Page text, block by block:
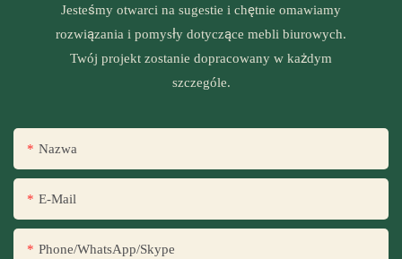
Jesteśmy otwarci na sugestie i chętnie omawiamy
rozwiązania i pomysły dotyczące mebli biurowych.
Twój projekt zostanie dopracowany w każdym
szczególe.
Nazwa
E-Mail
Phone/WhatsApp/Skype